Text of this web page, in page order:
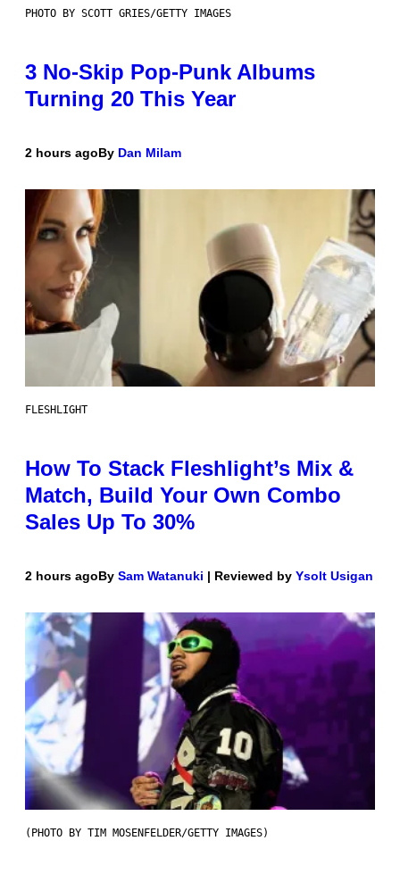
PHOTO BY SCOTT GRIES/GETTY IMAGES
3 No-Skip Pop-Punk Albums
Turning 20 This Year
2 hours agoBy Dan Milam
FLESHLIGHT
How To Stack Fleshlight’s Mix &
Match, Build Your Own Combo
Sales Up To 30%
2 hours agoBy Sam Watanuki | Reviewed by Ysolt Usigan
(PHOTO BY TIM MOSENFELDER/GETTY IMAGES)